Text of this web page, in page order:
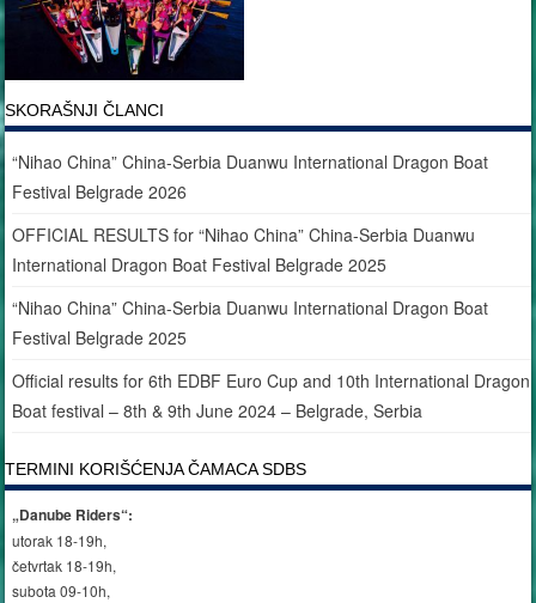
SKORAŠNJI ČLANCI
“Nihao China” China-Serbia Duanwu International Dragon Boat
Festival Belgrade 2026
OFFICIAL RESULTS for “Nihao China” China-Serbia Duanwu
International Dragon Boat Festival Belgrade 2025
“Nihao China” China-Serbia Duanwu International Dragon Boat
Festival Belgrade 2025
Official results for 6th EDBF Euro Cup and 10th International Dragon
Boat festival – 8th & 9th June 2024 – Belgrade, Serbia
TERMINI KORIŠĆENJA ČAMACA SDBS
„Danube Riders“:
utorak 18-19h,
četvrtak 18-19h,
subota 09-10h,